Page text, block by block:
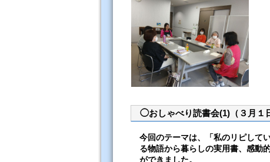
◯おしゃべり読書会(1)（３月１
今回のテーマは、「私のリピして
る物語から暮らしの実用書、感動
ができました。